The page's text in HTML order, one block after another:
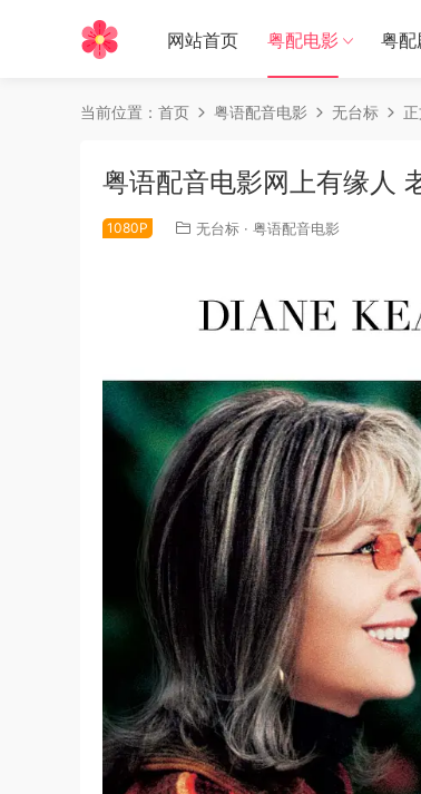
网站首页 粤配电影 粤配
当前位置： 首页 粤语配音电影 无台标
粤语配音电影网上有缘人
1080P 无台标 · 粤语配音电影